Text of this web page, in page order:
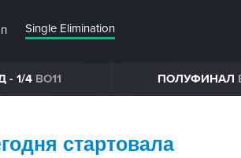
стартовала